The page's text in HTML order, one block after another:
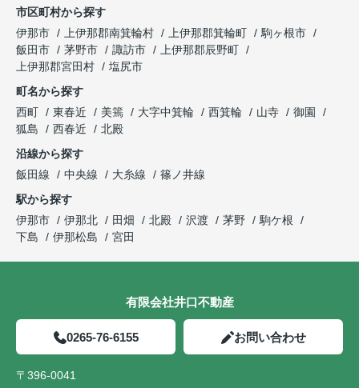
市区町村から探す
伊那市
上伊那郡南箕輪村 上伊那郡箕輪町
駒ヶ根市
飯田市
茅野市 諏訪市
上伊那郡辰野町
上伊那郡宮田村
塩尻市
町名から探す
西町
東春近 美篶 大字中箕輪 西箕輪 山寺
御園
狐島
西春近
北殿
沿線から探す
飯田線
中央線 大糸線
篠ノ井線
駅から探す
伊那市
伊那北 田畑 北殿 沢渡 茅野
駒ケ根
下島
伊那松島 宮田
有限会社井口不動産
0265-76-6155 お問い合わせ
〒396-0041